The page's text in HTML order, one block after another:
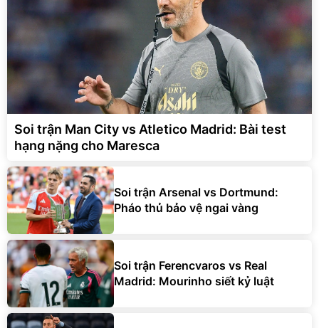
Soi trận Man City vs Atletico Madrid: Bài test
hạng nặng cho Maresca
Soi trận Arsenal vs Dortmund:
Pháo thủ bảo vệ ngai vàng
Soi trận Ferencvaros vs Real
Madrid: Mourinho siết kỷ luật